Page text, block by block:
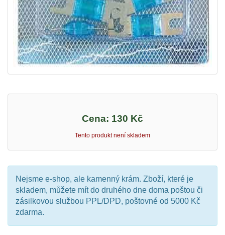
Cena: 130 Kč
Tento produkt není skladem
Nejsme e-shop, ale kamenný krám. Zboží, které je
skladem, můžete mít do druhého dne doma poštou či
zásilkovou službou PPL/DPD, poštovné od 5000 Kč
zdarma.